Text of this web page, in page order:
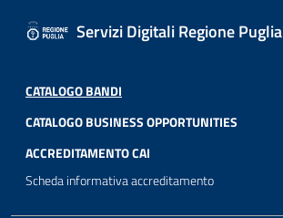
Servizi Digitali Regione Puglia
CATALOGO BANDI
CATALOGO BUSINESS OPPORTUNITIES
ACCREDITAMENTO CAI
Scheda informativa accreditamento